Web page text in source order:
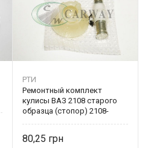
РТИ
Ремонтный комплект
кулисы ВАЗ 2108 старого
образца (стопор) 2108-
80,25